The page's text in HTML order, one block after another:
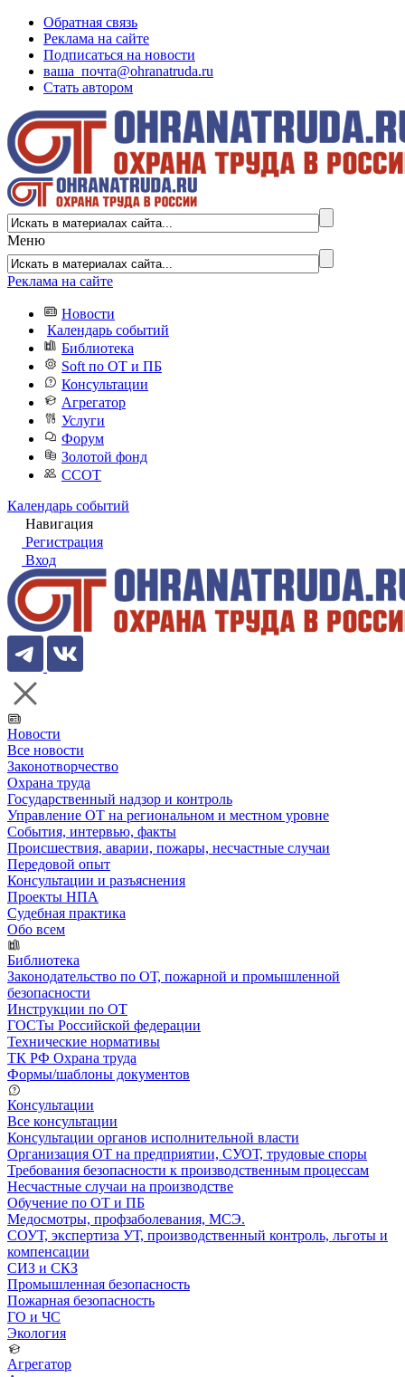
Обратная связь
Реклама на сайте
Подписаться на новости
ваша_почта@ohranatruda.ru
Стать автором
Меню
Реклама на сайте
Новости
Календарь событий
Библиотека
Soft по ОТ и ПБ
Консультации
Агрегатор
Услуги
Форум
Золотой фонд
ССОТ
Календарь событий
Навигация
Регистрация
Вход
Новости
Все новости
Законотворчество
Охрана труда
Государственный надзор и контроль
Управление ОТ на региональном и местном уровне
События, интервью, факты
Происшествия, аварии, пожары, несчастные случаи
Передовой опыт
Консультации и разъяснения
Проекты НПА
Судебная практика
Обо всем
Библиотека
Законодательство по ОТ, пожарной и промышленной
безопасности
Инструкции по ОТ
ГОСТы Российской федерации
Технические нормативы
ТК РФ Охрана труда
Формы/шаблоны документов
Консультации
Все консультации
Консультации органов исполнительной власти
Организация ОТ на предприятии, СУОТ, трудовые споры
Требования безопасности к производственным процессам
Несчастные случаи на производстве
Обучение по ОТ и ПБ
Медосмотры, профзаболевания, МСЭ.
СОУТ, экспертиза УТ, производственный контроль, льготы и
компенсации
СИЗ и СКЗ
Промышленная безопасность
Пожарная безопасность
ГО и ЧС
Экология
Агрегатор